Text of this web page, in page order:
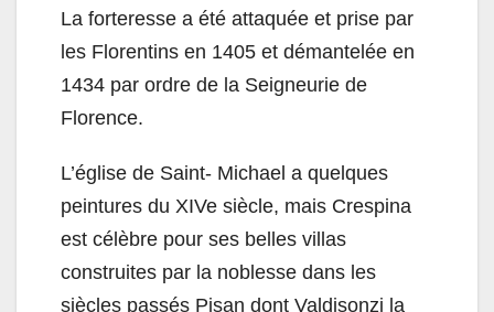
La forteresse a été attaquée et prise par
les Florentins en 1405 et démantelée en
1434 par ordre de la Seigneurie de
Florence.
L’église de Saint- Michael a quelques
peintures du XIVe siècle, mais Crespina
est célèbre pour ses belles villas
construites par la noblesse dans les
siècles passés Pisan dont Valdisonzi la